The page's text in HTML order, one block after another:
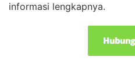
informasi lengkapnya.